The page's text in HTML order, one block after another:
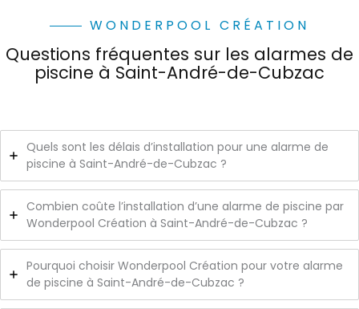
WONDERPOOL CRÉATION
Questions fréquentes sur les alarmes de
piscine à Saint-André-de-Cubzac
Quels sont les délais d’installation pour une alarme de
piscine à Saint-André-de-Cubzac ?
Combien coûte l’installation d’une alarme de piscine par
Wonderpool Création à Saint-André-de-Cubzac ?
Pourquoi choisir Wonderpool Création pour votre alarme
de piscine à Saint-André-de-Cubzac ?